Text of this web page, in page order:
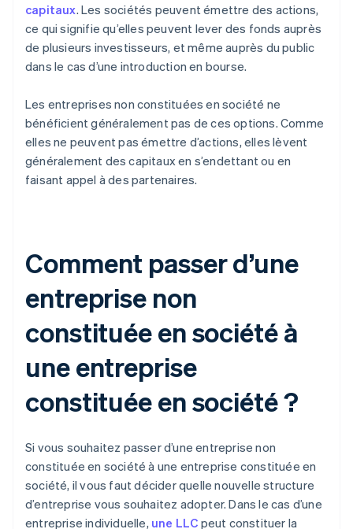
capitaux. Les sociétés peuvent émettre des actions,
ce qui signifie qu’elles peuvent lever des fonds auprès
de plusieurs investisseurs, et même auprès du public
dans le cas d’une introduction en bourse.
Les entreprises non constituées en société ne
bénéficient généralement pas de ces options. Comme
elles ne peuvent pas émettre d’actions, elles lèvent
généralement des capitaux en s’endettant ou en
faisant appel à des partenaires.
Comment passer d’une
entreprise non
constituée en société à
une entreprise
constituée en société ?
Si vous souhaitez passer d’une entreprise non
constituée en société à une entreprise constituée en
société, il vous faut décider quelle nouvelle structure
d’entreprise vous souhaitez adopter. Dans le cas d’une
entreprise individuelle, une LLC peut constituer la